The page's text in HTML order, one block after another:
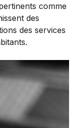
comme
des
des services